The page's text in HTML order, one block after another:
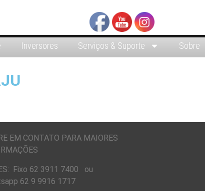
Inversores Serviços & Suporte Sobre
EM CONTATO PARA MAIORES
Fixo 62 3911 7400 ou
62 9 9916 1717